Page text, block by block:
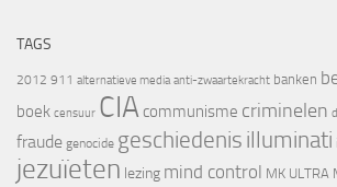
TAGS
2012 911 alternatieve media anti-zwaartekracht banken
boek censuur CIA communisme criminelen
fraude genocide geschiedenis illuminati
jezuïeten lezing mind control MK ULTRA